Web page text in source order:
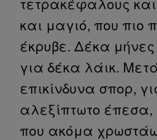
και μαγιό, που πιο
έκρυβε. Δέκα
για δέκα λάικ.
επικίνδυνα σπορ,
αλεξίπτωτο έπεσα,
που ακόμα